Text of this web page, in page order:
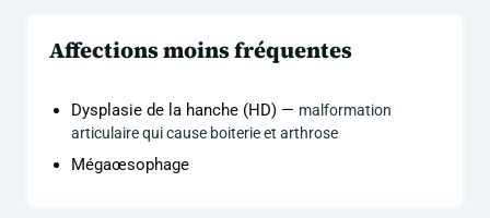
Affections moins fréquentes
Dysplasie de la hanche (HD) — malformation
articulaire qui cause boiterie et arthrose
Mégaœsophage